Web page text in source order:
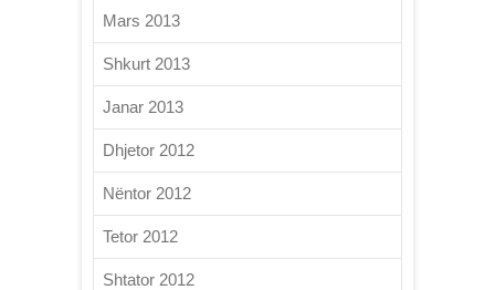
Mars 2013
Shkurt 2013
Janar 2013
Dhjetor 2012
Nëntor 2012
Tetor 2012
Shtator 2012